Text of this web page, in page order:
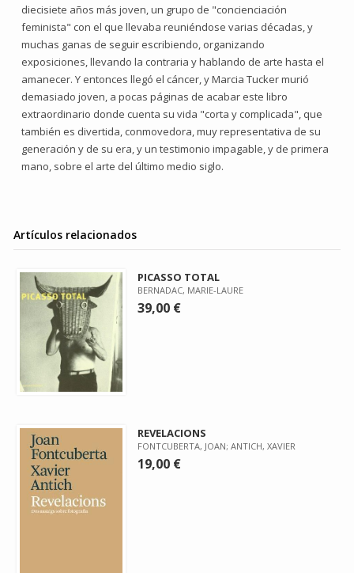
diecisiete años más joven, un grupo de "concienciación
feminista" con el que llevaba reuniéndose varias décadas, y
muchas ganas de seguir escribiendo, organizando
exposiciones, llevando la contraria y hablando de arte hasta el
amanecer. Y entonces llegó el cáncer, y Marcia Tucker murió
demasiado joven, a pocas páginas de acabar este libro
extraordinario donde cuenta su vida "corta y complicada", que
también es divertida, conmovedora, muy representativa de su
generación y de su era, y un testimonio impagable, y de primera
mano, sobre el arte del último medio siglo.
Artículos relacionados
PICASSO TOTAL
BERNADAC, MARIE-LAURE
39,00 €
REVELACIONS
FONTCUBERTA, JOAN; ANTICH, XAVIER
19,00 €